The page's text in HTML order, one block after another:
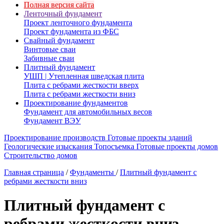
Полная версия сайта
Ленточный фундамент
Проект ленточного фундамента
Проект фундамента из ФБС
Свайный фундамент
Винтовые сваи
Забивные сваи
Плитный фундамент
УШП | Утепленная шведская плита
Плита с ребрами жесткости вверх
Плита с ребрами жесткости вниз
Проектирование фундаментов
Фундамент для автомобильных весов
Фундамент ВЭУ
Проектирование производств Готовые проекты зданий
Геологические изыскания Топосъемка Готовые проекты домов
Строительство домов
Главная страница / Фундаменты / Плитный фундамент с
ребрами жесткости вниз
Плитный фундамент с